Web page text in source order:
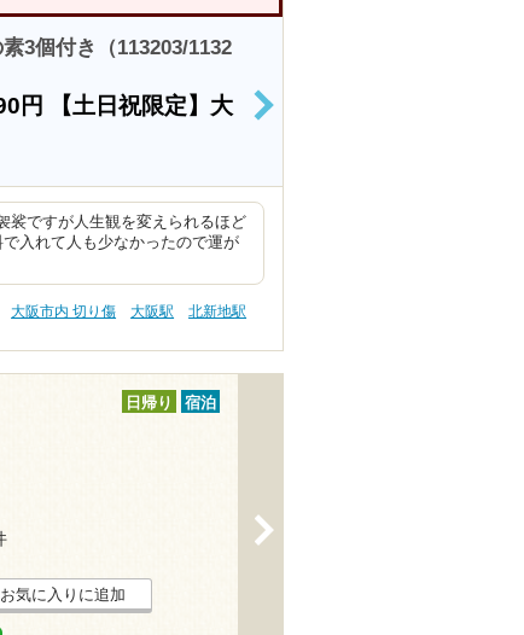
3個付き（113203/1132
円
【土日祝限定】大
>
裟ですが人生観を変えられるほど
入れて人も少なかったので運が
大阪市内 切り傷 大阪駅
北新地駅
日帰り 宿泊
お気に入りに追加